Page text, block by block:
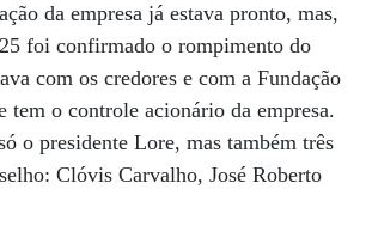
da empresa já estava pronto, mas,
foi confirmado o rompimento do
com os credores e com a Fundação
tem o controle acionário da empresa.
o presidente Lore, mas também três
Clóvis Carvalho, José Roberto